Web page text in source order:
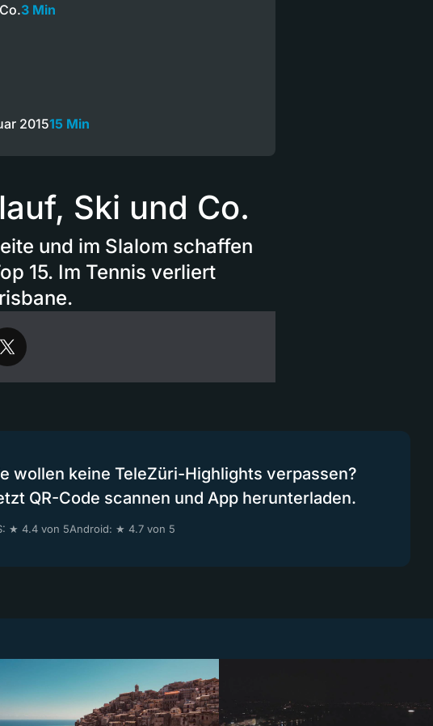
3 Min
201515 Min
Ski und Co.
und im Slalom schaffen
15. Im Tennis verliert
wollen keine TeleZüri-Highlights verpassen?
QR-Code scannen und App herunterladen.
★ 4.4 von 5Android: ★ 4.7 von 5